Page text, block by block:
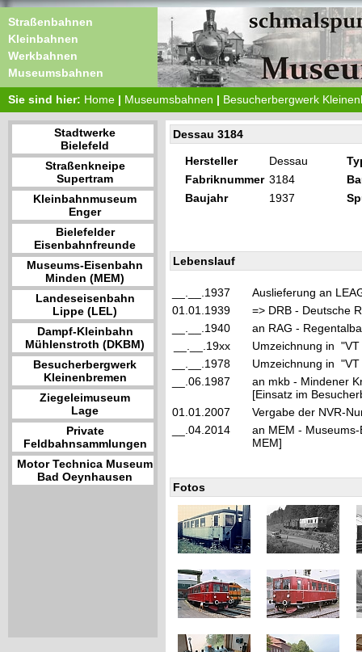
Straßenbahnen
Kleinbahnen
Werkbahnen
Museumsbahnen
Sie sind hier: Home | Museumsbahnen | Besucherbergwerk
Stadtwerke
Bielefeld
Straßenkneipe
Supertram
Kleinbahnmuseum
Enger
Bielefelder
Eisenbahnfreunde
Museums-Eisenbahn
Minden (MEM)
Landeseisenbahn
Lippe (LEL)
Dampf-Kleinbahn
Mühlenstroth (DKBM)
Besucherbergwerk
Kleinenbremen
Ziegeleimuseum
Lage
Private
Feldbahnsammlungen
Motor Technica Museum
Bad Oeynhausen
Dessau 3184
Hersteller Dessau
Fabriknummer 3184
Baujahr
1937
Lebenslauf
__.__.1937
Auslieferung an
01.01.1939
=> DRB - Deutsche
__.__.1940
an RAG -
__.__.19xx
Umzeichnung in
__.__.1978
Umzeichnung in
__.06.1987
an mkb - Mindener
[Einsatz im
01.01.2007
Vergabe der NVR-
__.04.2014
an MEM -
MEM]
Fotos